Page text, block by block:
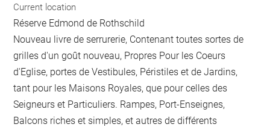
Current location
Réserve Edmond de Rothschild
Nouveau livre de serrurerie, Contenant toutes sortes de
grilles d'un goût nouveau, Propres Pour les Coeurs
d'Eglise, portes de Vestibules, Péristiles et de Jardins,
tant pour les Maisons Royales, que pour celles des
Seigneurs et Particuliers. Rampes, Port-Enseignes,
Balcons riches et simples, et autres de différents